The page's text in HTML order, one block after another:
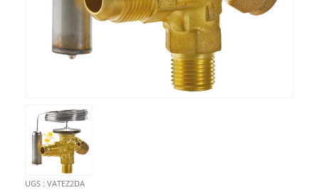
UGS : VATEZ2DA